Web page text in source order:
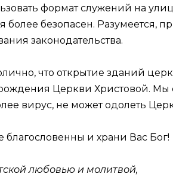
формат служений на
более безопасен. Разумеется,
законодательства.
что открытие зданий
Церкви Христовой. Мы
вирус, не может одолеть
благословенны и храни Вас Бог!
любовью и молитвой,